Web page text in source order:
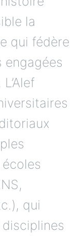
la
qui fédère
qui